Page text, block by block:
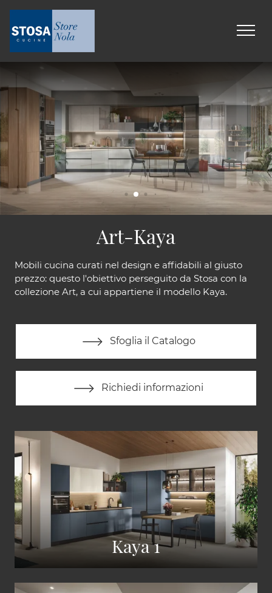
Kaya 1
Art-Kaya
Mobili cucina curati nel design e affidabili al giusto
prezzo: questo l'obiettivo perseguito da Stosa con la
collezione Art, a cui appartiene il modello Kaya.
Sfoglia il Catalogo
Richiedi informazioni